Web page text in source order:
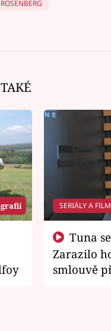
SERIÁLY A
Zarazilo
smlouvě